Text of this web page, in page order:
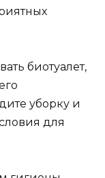
биотуалет,
уборку и
для